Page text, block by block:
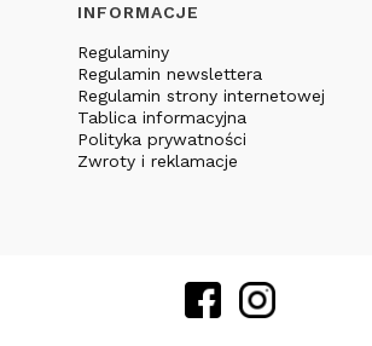
INFORMACJE
Regulaminy
Regulamin newslettera
Regulamin strony internetowej
Tablica informacyjna
Polityka prywatności
Zwroty i reklamacje